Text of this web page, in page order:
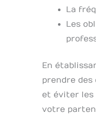
La
Les
En
prendre
et éviter les
votre